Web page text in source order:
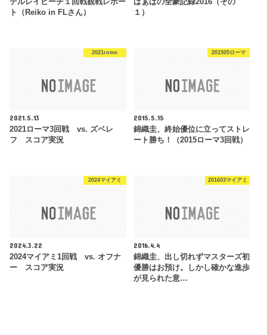
デルレイビーチ１回戦観戦レポー
ト（Reiko in FLさん）
ばぁばの全豪記録2016（その
１）
2021rome
2021.5.13
2021ローマ3回戦 vs. ズベレ
フ スコア実況
201505ローマ
2015.5.15
錦織圭、終始優位に立ってストレ
ート勝ち！（2015ローマ3回戦）
2024マイアミ
2024.3.22
2024マイアミ1回戦 vs. オフナ
ー スコア実況
201603マイアミ
2016.4.4
錦織圭、出し切れずマスターズ初
優勝はお預け。しかし確かな進歩
が見られた意…